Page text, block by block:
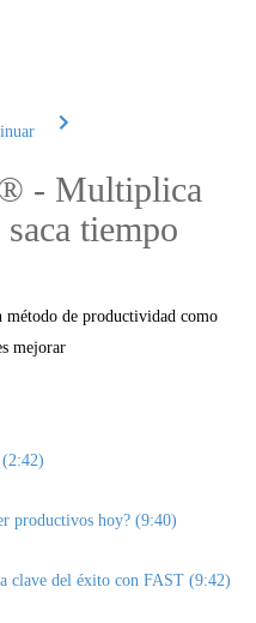
- Multiplica
tiempo
método de productividad como
mejorar
(2:42)
productivos hoy? (9:40)
clave del éxito con FAST (9:42)